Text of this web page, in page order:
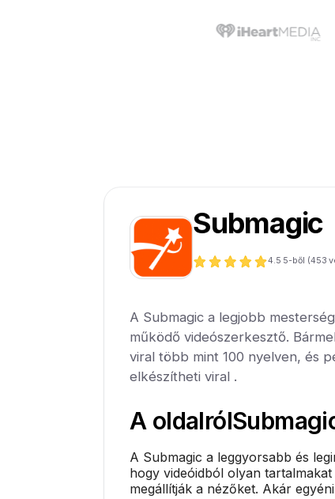
Submagic
4.5 5-ből (453
A Submagic a legjobb
működő videószerkesztő.
viral több mint 100 nyelven, és
elkészítheti viral .
A oldalról
A Submagic a leggyorsabb és
hogy videóidból olyan
megállítják a nézőket. Akár